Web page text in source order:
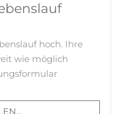
hoch. Ihre
wie möglich